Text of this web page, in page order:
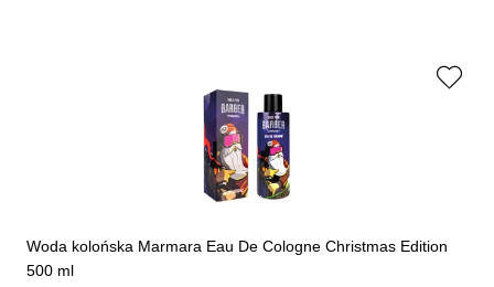
Woda kolońska Marmara Eau De Cologne Christmas Edition
500 ml